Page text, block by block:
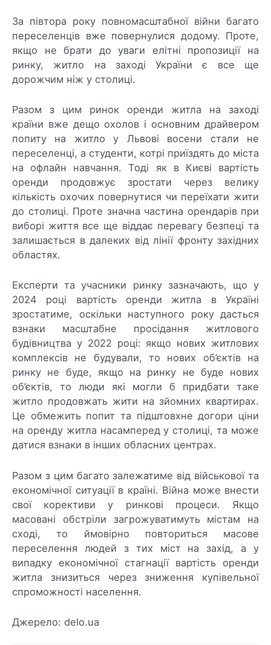
За півтора року повномасштабної війни багато
переселенців вже повернулися додому. Проте,
якщо не брати до уваги елітні пропозиції на
ринку, житло на заході України є все ще
дорожчим ніж у столиці.
Разом з цим ринок оренди житла на заході
країни вже дещо охолов і основним драйвером
попиту на житло у Львові восени стали не
переселенці, а студенти, котрі приїздять до міста
на офлайн навчання. Тоді як в Києві вартість
оренди продовжує зростати через велику
кількість охочих повернутися чи переїхати жити
до столиці. Проте значна частина орендарів при
виборі життя все ще віддає перевагу безпеці та
залишається в далеких від лінії фронту західних
областях.
Експерти та учасники ринку зазначають, що у
2024 році вартість оренди житла в Україні
зростатиме, оскільки наступного року дасться
взнаки масштабне просідання житлового
будівництва у 2022 році: якщо нових житлових
комплексів не будували, то нових об’єктів на
ринку не буде, якщо на ринку не буде нових
об’єктів, то люди які могли б придбати таке
житло продовжать жити на зйомних квартирах.
Це обмежить попит та підштовхне догори ціни
на оренду житла насамперед у столиці, та може
датися взнаки в інших обласних центрах.
Разом з цим багато залежатиме від військової та
економічної ситуації в країні. Війна може внести
свої корективи у ринкові процеси. Якщо
масовані обстріли загрожуватимуть містам на
сході, то ймовірно повториться масове
переселення людей з тих міст на захід, а у
випадку економічної стагнації вартість оренди
житла знизиться через зниження купівельної
спроможності населення.
Джерело: delo.ua